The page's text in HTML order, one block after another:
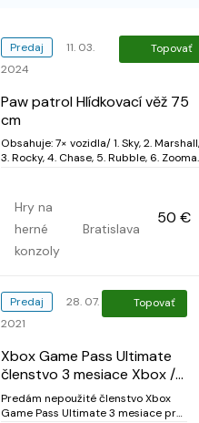
Predaj
11. 03.
2024
Topovať
Paw patrol Hlídkovací věž 75
cm
Obsahuje: 7× vozidla/ 1. Sky, 2. Marshall,
3. Rocky, 4. Chase, 5. Rubble, 6. Zooma
funguje, se světlem a zvukem. Za
výtahem je krabice s náhradními díly
pro Chase a Marshalla...
Hry na
herné
konzoly
Bratislava
50 €
Predaj
28. 07.
2021
Topovať
Xbox Game Pass Ultimate
členstvo 3 mesiace Xbox /
Pc win 10
Predám nepoužité členstvo Xbox
Game Pass Ultimate 3 mesiace pre